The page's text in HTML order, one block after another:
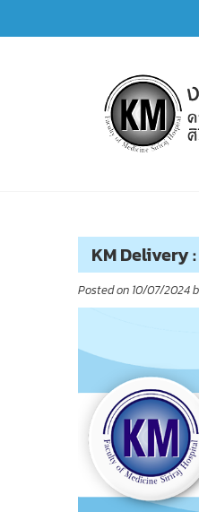
to
KM Delivery
Posted on 10/07/2024